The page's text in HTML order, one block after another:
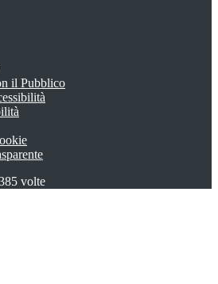
il Pubblico
volte